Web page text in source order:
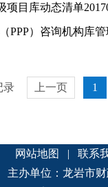
项目库动态清单
PPP）咨询机构库
录 上一页 1
网站地图 |
联系
主办单位：龙岩市